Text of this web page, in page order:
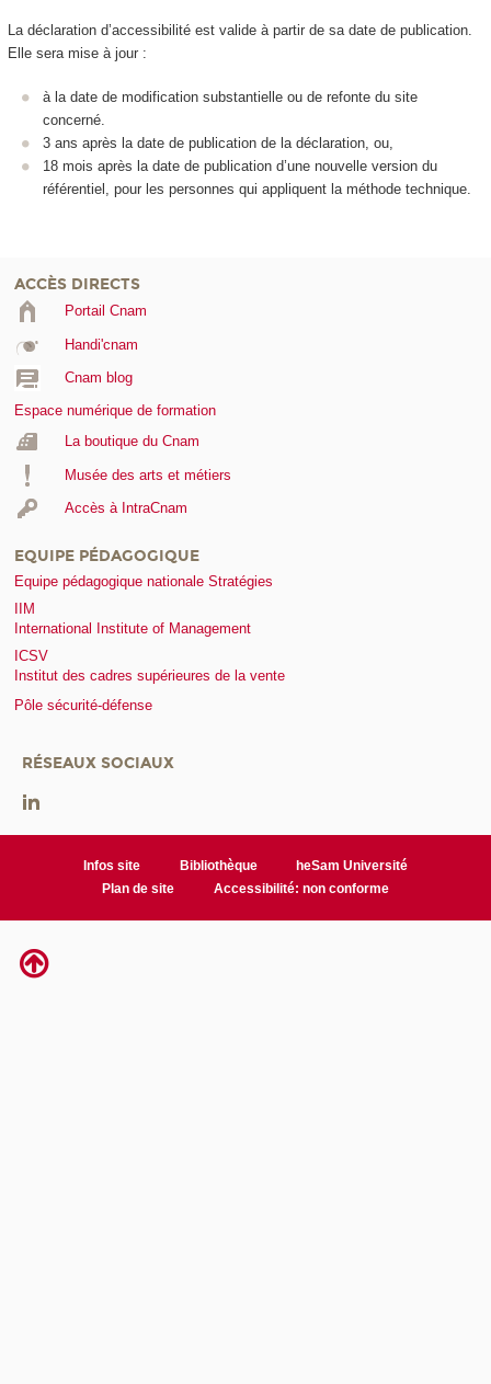
La déclaration d’accessibilité est valide à partir de sa date de publication.
Elle sera mise à jour :
à la date de modification substantielle ou de refonte du site
concerné.
3 ans après la date de publication de la déclaration, ou,
18 mois après la date de publication d’une nouvelle version du
référentiel, pour les personnes qui appliquent la méthode technique.
ACCÈS DIRECTS
Portail Cnam
Handi'cnam
Cnam blog
Espace numérique de formation
La boutique du Cnam
Musée des arts et métiers
Accès à IntraCnam
EQUIPE PÉDAGOGIQUE
Equipe pédagogique nationale Stratégies
IIM
International Institute of Management
ICSV
Institut des cadres supérieures de la vente
Pôle sécurité-défense
RÉSEAUX SOCIAUX
Infos site Bibliothèque
heSam Université
Plan de site
Accessibilité: non conforme